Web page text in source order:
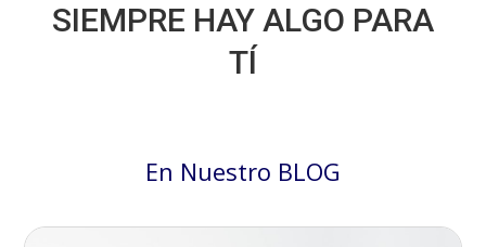
SIEMPRE HAY ALGO PARA
TÍ
En Nuestro BLOG